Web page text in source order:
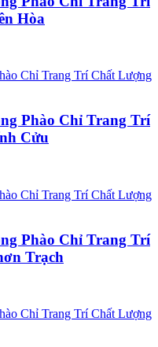
Hòa
Phào Chỉ Trang Trí
Cửu
Phào Chỉ Trang Trí
Trạch